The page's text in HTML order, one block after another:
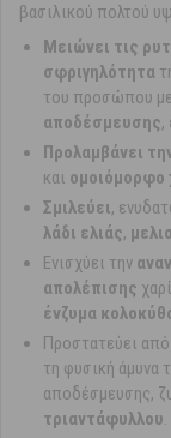
βασιλικού πολτού
Μειώνει τις
σφριγηλότητα
του προσώπου με
αποδέσμευσης,
Προλαμβάνει
και ομοιόμορφο
Σμιλεύει,
λάδι ελιάς,
Ενισχύει την
απολέπισης
ένζυμα
Προστατεύει
τη φυσική άμυνα
αποδέσμευσης,
τριαντάφυλλου.